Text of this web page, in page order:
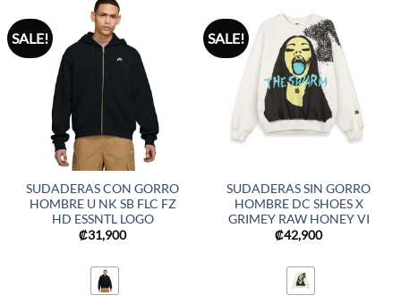
SALE!
SUDADERAS CON GORRO
HOMBRE U NK SB FLC FZ
HD ESSNTL LOGO
₡31,900
SALE!
SUDADERAS SIN GORRO
HOMBRE DC SHOES X
GRIMEY RAW HONEY VI
₡42,900